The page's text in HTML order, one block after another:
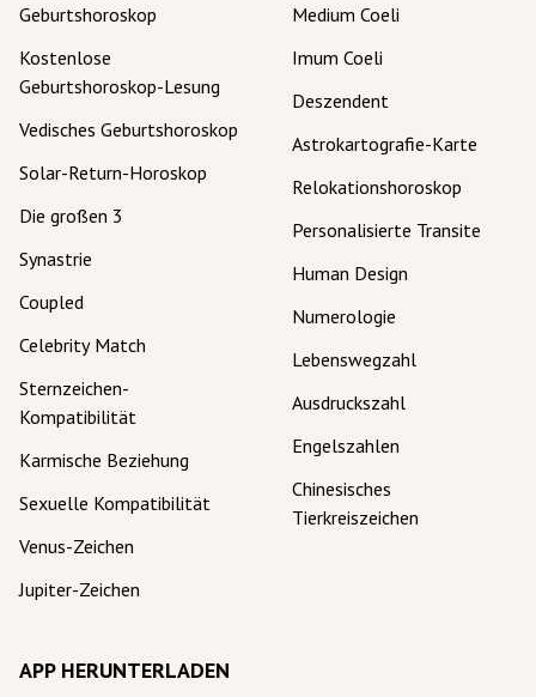
Geburtshoroskop
Kostenlose
Geburtshoroskop-Lesung
Vedisches Geburtshoroskop
Solar-Return-Horoskop
Die großen 3
Synastrie
Coupled
Celebrity Match
Sternzeichen-
Kompatibilität
Karmische Beziehung
Sexuelle Kompatibilität
Venus-Zeichen
Jupiter-Zeichen
Medium Coeli
Imum Coeli
Deszendent
Astrokartografie-Karte
Relokationshoroskop
Personalisierte Transite
Human Design
Numerologie
Lebenswegzahl
Ausdruckszahl
Engelszahlen
Chinesisches
Tierkreiszeichen
APP HERUNTERLADEN